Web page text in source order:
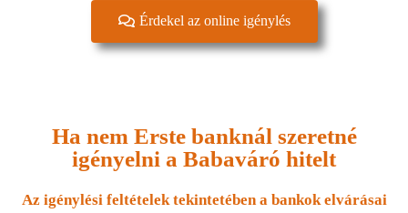
Érdekel az online igénylés
Ha nem Erste banknál szeretné
igényelni a Babaváró hitelt
Az igénylési feltételek tekintetében a bankok elvárásai